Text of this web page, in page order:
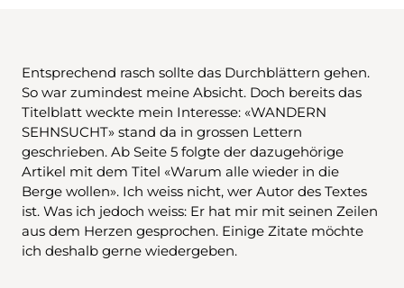
Entsprechend rasch sollte das Durchblättern gehen.
So war zumindest meine Absicht. Doch bereits das
Titelblatt weckte mein Interesse: «WANDERN
SEHNSUCHT» stand da in grossen Lettern
geschrieben. Ab Seite 5 folgte der dazugehörige
Artikel mit dem Titel «Warum alle wieder in die
Berge wollen». Ich weiss nicht, wer Autor des Textes
ist. Was ich jedoch weiss: Er hat mir mit seinen Zeilen
aus dem Herzen gesprochen. Einige Zitate möchte
ich deshalb gerne wiedergeben.